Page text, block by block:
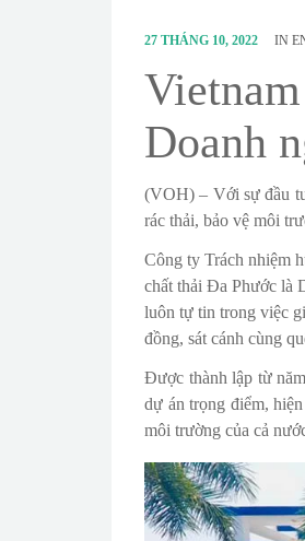
27 THÁNG 10, 2022 IN
Doanh
(VOH) – Với sự đầu
rác thải, bảo vệ môi
Công ty Trách nhiệm
chất thải Đa Phước là
luôn tự tin trong việc
đồng, sát cánh cùng
Được thành lập từ
dự án trọng điểm,
môi trường của cả